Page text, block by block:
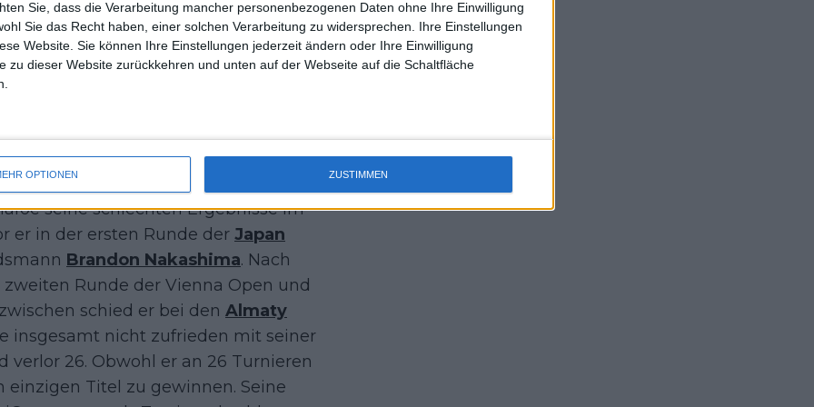
Sie, dass die Verarbeitung mancher personenbezogenen Daten ohne Ihre Einwilligung
Sie das Recht haben, einer solchen Verarbeitung zu widersprechen. Ihre Einstellungen
Website. Sie können Ihre Einstellungen jederzeit ändern oder Ihre Einwilligung
zu dieser Website zurückkehren und unten auf der Webseite auf die Schaltfläche
OPTIONEN ZUSTIMMEN
da Tiafoe für den Vorfall eine
nach Shanghai-Pleite
seine schlechten Ergebnisse im
er in der ersten Runde der Japan
Brandon Nakashima. Nach
Runde der Vienna Open und
schied er bei den Almaty
insgesamt nicht zufrieden mit seiner
verlor 26. Obwohl er an 26 Turnieren
Titel zu gewinnen. Seine
uss J-L-Struff wahrscheinlich morge 3 Spiele absolvieren (2.
mal Einzel 1x Doppel) dank der hervorragenden Unterstützung
des Kommentators für F-A-A